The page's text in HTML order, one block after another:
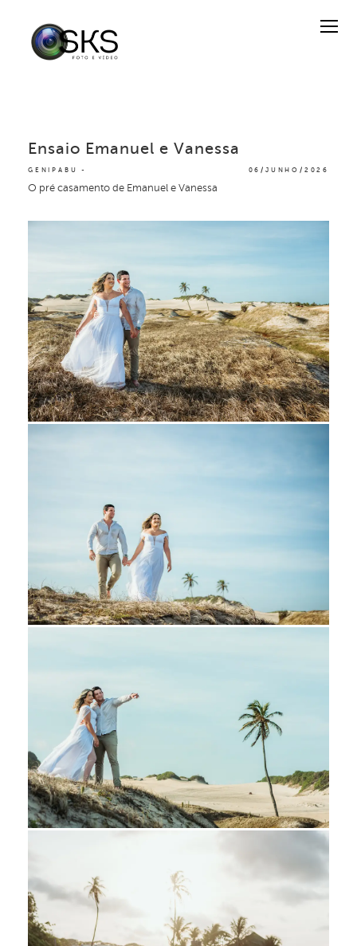
GENIPABU 06/JUNHO/2026
Ensaio Emanuel e Vanessa
O pré casamento de Emanuel e Vanessa